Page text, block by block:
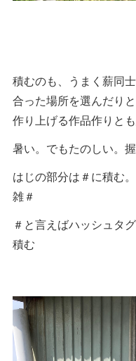
積むのも、うまく薪同
合った場所を選んだり
作り上げる作品作りと
暑い。でもたのしい。握
はじの部分は＃に積む
雑＃
＃と言えばハッシュタ
積む